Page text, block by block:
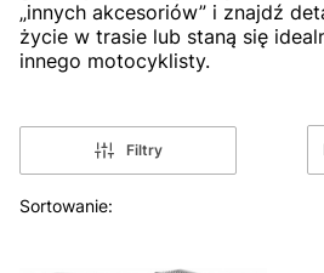
„innych akcesoriów” i znajdź
życie w trasie lub staną się
innego motocyklisty.
Filtry
Lista produktów
Sortowanie: